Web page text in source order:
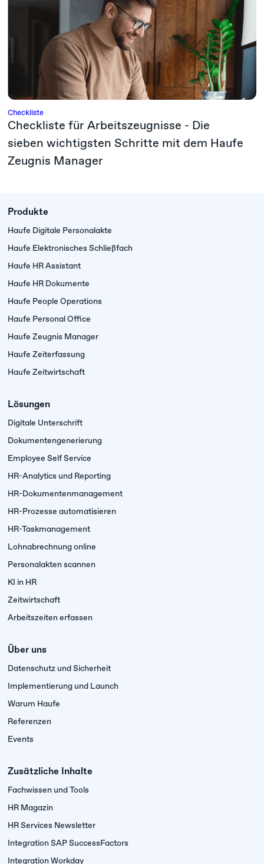
Checkliste
Checkliste für Arbeitszeugnisse - Die
sieben wichtigsten Schritte mit dem Haufe
Zeugnis Manager
Produkte
Haufe Digitale Personalakte
Haufe Elektronisches Schließfach
Haufe HR Assistant
Haufe HR Dokumente
Haufe People Operations
Haufe Personal Office
Haufe Zeugnis Manager
Haufe Zeiterfassung
Haufe Zeitwirtschaft
Lösungen
Digitale Unterschrift
Dokumenten­generierung
Employee Self Service
HR-Analytics und Reporting
HR-Dokumentenmanagement
HR-Prozesse automatisieren
HR-Taskmanagement
Lohnabrechnung online
Personalakten scannen
KI in HR
Zeitwirtschaft
Arbeitszeiten erfassen
Über uns
Datenschutz und Sicherheit
Implementierung und Launch
Warum Haufe
Referenzen
Events
Zusätzliche Inhalte
Fachwissen und Tools
HR Magazin
HR Services Newsletter
Integration SAP SuccessFactors
Integration Workday